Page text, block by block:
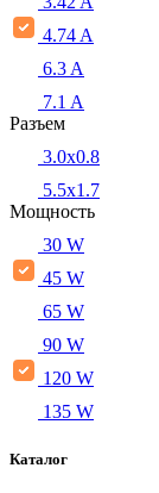
4.74 A
6.3 A
7.1 A
Разъем
3.0x0.8
5.5х1.7
Мощность
30 W
45 W
65 W
90 W
120 W
135 W
Каталог